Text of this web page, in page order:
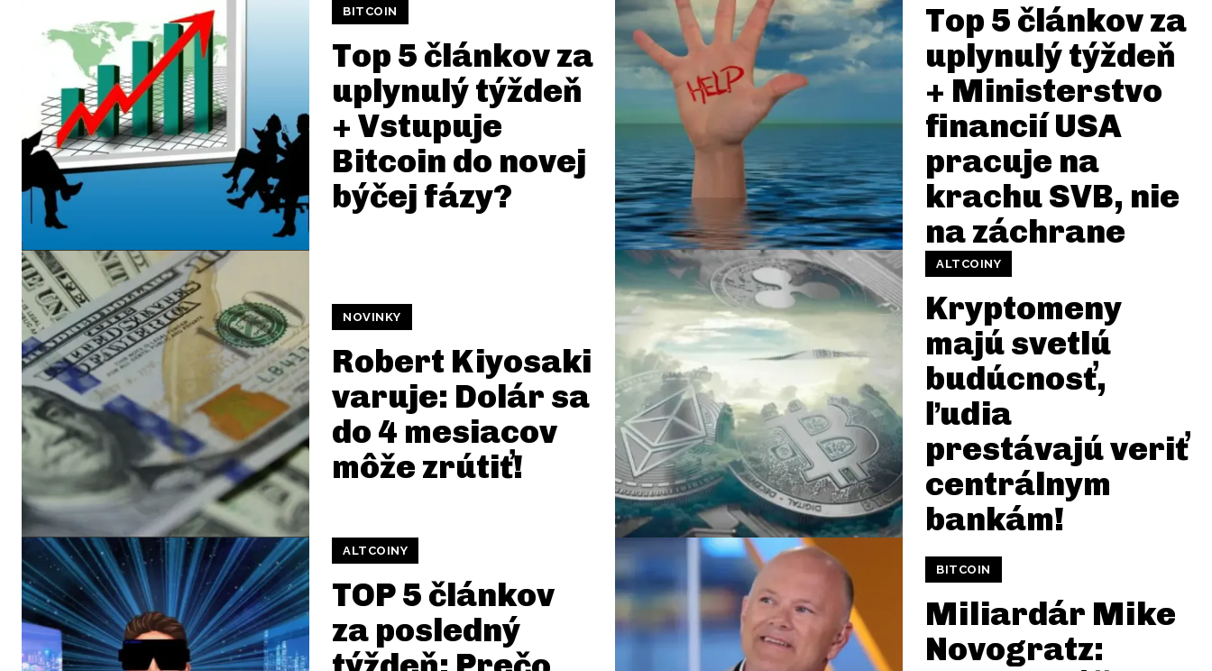
BITCOIN
Top 5 článkov za
uplynulý týždeň
+ Vstupuje
Bitcoin do novej
býčej fázy?
Top 5 článkov za
uplynulý týždeň
+ Ministerstvo
financií USA
pracuje na
krachu SVB, nie
na záchrane
NOVINKY
Robert Kiyosaki
varuje: Dolár sa
do 4 mesiacov
môže zrútiť!
ALTCOINY
Kryptomeny
majú svetlú
budúcnosť,
ľudia
prestávajú veriť
centrálnym
bankám!
ALTCOINY
TOP 5 článkov
za posledný
BITCOIN
Miliardár Mike
Novogratz: